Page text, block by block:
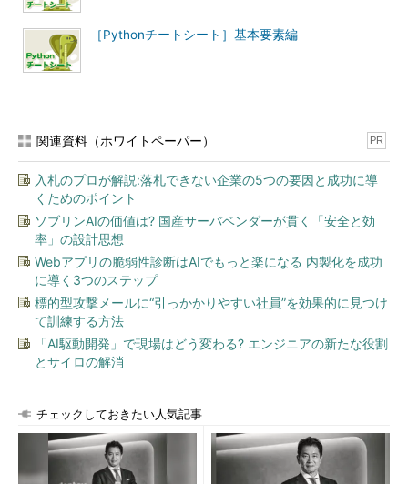
［Pythonチートシート］基本要素編
関連資料（ホワイトペーパー） PR
入札のプロが解説:落札できない企業の5つの要因と成功に導
くためのポイント
ソブリンAIの価値は? 国産サーバベンダーが貫く「安全と効
率」の設計思想
Webアプリの脆弱性診断はAIでもっと楽になる 内製化を成功
に導く3つのステップ
標的型攻撃メールに“引っかかりやすい社員”を効果的に見つけ
て訓練する方法
「AI駆動開発」で現場はどう変わる? エンジニアの新たな役割
とサイロの解消
チェックしておきたい人気記事